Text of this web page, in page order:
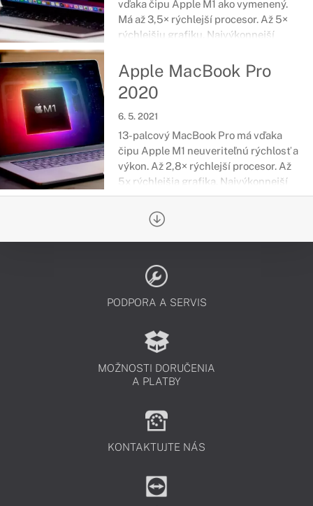
vďaka čipu Apple M1 ako vymenený.
Má až 3,5× rýchlejší procesor. Až 5×
rýchlejšiu grafiku. Najvýkon­nej­ší
rýchlejšie strojové učenie. Najdlhšiu
výdrž batérie v histórii MacBooku Air.
A je tichý vďaka dizajnu, ktorý
nepotrebuje ventilátor. Taká obrovská
Apple MacBook Pro
2020
6. 5. 2021
13-palcový MacBook Pro má vďaka
čipu Apple M1 neuveriteľnú rýchlosť a
výkon. Až 2,8× rýchlejší procesor. Až
5x rýchlejšia grafika. Najvýkon­nej­ší
Neural Engine, ktorý umožňuje až 11×
rýchlejšie strojové učenie.
PODPORA A SERVIS
MOŽNOSTI DORUČENIA
A PLATBY
KONTAKTUJTE NÁS